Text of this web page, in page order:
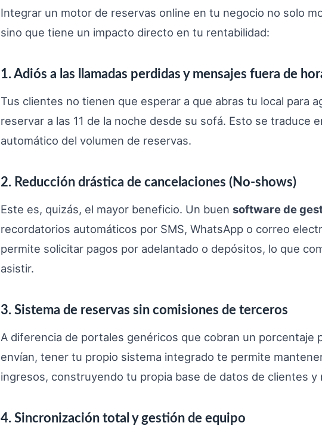
Integrar un motor de reservas online en tu negocio no solo
sino que tiene un impacto directo en tu rentabilidad:
1. Adiós a las llamadas perdidas y mensajes fuera de
Tus clientes no tienen que esperar a que abras tu local para
reservar a las 11 de la noche desde su sofá. Esto se traduce
automático del volumen de reservas.
2. Reducción drástica de cancelaciones (No-shows)
Este es, quizás, el mayor beneficio. Un buen software de
recordatorios automáticos por SMS, WhatsApp o correo
permite solicitar pagos por adelantado o depósitos, lo que
asistir.
3. Sistema de reservas sin comisiones de terceros
A diferencia de portales genéricos que cobran un porcentaje
envían, tener tu propio sistema integrado te permite
ingresos, construyendo tu propia base de datos de clientes y
4. Sincronización total y gestión de equipo